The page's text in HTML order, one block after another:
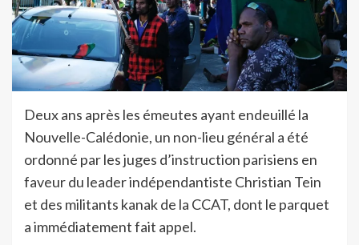
Deux ans après les émeutes ayant endeuillé la
Nouvelle-Calédonie, un non-lieu général a été
ordonné par les juges d’instruction parisiens en
faveur du leader indépendantiste Christian Tein
et des militants kanak de la CCAT, dont le parquet
a immédiatement fait appel.